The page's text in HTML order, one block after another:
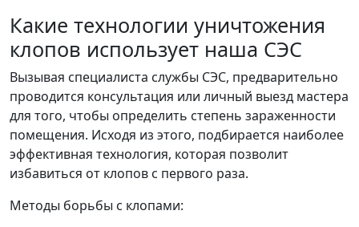
Какие технологии уничтожения
клопов использует наша СЭС
Вызывая специалиста службы СЭС, предварительно
проводится консультация или личный выезд мастера
для того, чтобы определить степень зараженности
помещения. Исходя из этого, подбирается наиболее
эффективная технология, которая позволит
избавиться от клопов с первого раза.
Методы борьбы с клопами: